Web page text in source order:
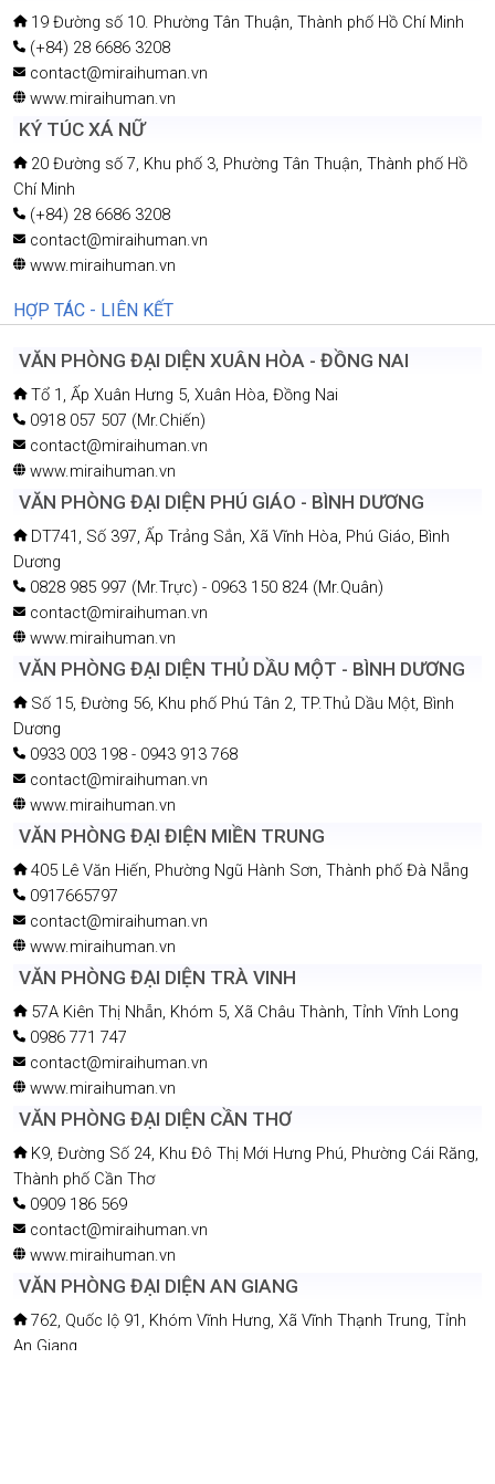
19 Đường số 10. Phường Tân Thuận, Thành phố Hồ Chí Minh
(+84) 28 6686 3208
contact@miraihuman.vn
www.miraihuman.vn
KÝ TÚC XÁ NỮ
20 Đường số 7, Khu phố 3, Phường Tân Thuận, Thành phố Hồ
Chí Minh
(+84) 28 6686 3208
contact@miraihuman.vn
www.miraihuman.vn
HỢP TÁC - LIÊN KẾT
VĂN PHÒNG ĐẠI DIỆN XUÂN HÒA - ĐỒNG NAI
Tổ 1, Ấp Xuân Hưng 5, Xuân Hòa, Đồng Nai
0918 057 507 (Mr.Chiến)
contact@miraihuman.vn
www.miraihuman.vn
VĂN PHÒNG ĐẠI DIỆN PHÚ GIÁO - BÌNH DƯƠNG
DT741, Số 397, Ấp Trảng Sắn, Xã Vĩnh Hòa, Phú Giáo, Bình
Dương
0828 985 997 (Mr.Trực) - 0963 150 824 (Mr.Quân)
contact@miraihuman.vn
www.miraihuman.vn
VĂN PHÒNG ĐẠI DIỆN THỦ DẦU MỘT - BÌNH DƯƠNG
Số 15, Đường 56, Khu phố Phú Tân 2, TP.Thủ Dầu Một, Bình
Dương
0933 003 198 - 0943 913 768
contact@miraihuman.vn
www.miraihuman.vn
VĂN PHÒNG ĐẠI ĐIỆN MIỀN TRUNG
405 Lê Văn Hiến, Phường Ngũ Hành Sơn, Thành phố Đà Nẵng
0917665797
contact@miraihuman.vn
www.miraihuman.vn
VĂN PHÒNG ĐẠI DIỆN TRÀ VINH
57A Kiên Thị Nhẫn, Khóm 5, Xã Châu Thành, Tỉnh Vĩnh Long
0986 771 747
contact@miraihuman.vn
www.miraihuman.vn
VĂN PHÒNG ĐẠI DIỆN CẦN THƠ
K9, Đường Số 24, Khu Đô Thị Mới Hưng Phú, Phường Cái Răng,
Thành phố Cần Thơ
0909 186 569
contact@miraihuman.vn
www.miraihuman.vn
VĂN PHÒNG ĐẠI DIỆN AN GIANG
762, Quốc lộ 91, Khóm Vĩnh Hưng, Xã Vĩnh Thạnh Trung, Tỉnh
An Giang